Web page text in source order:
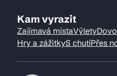
Kam vyrazit
Zajímavá místaVýlety
Hry a zážitkyS chutíPřes